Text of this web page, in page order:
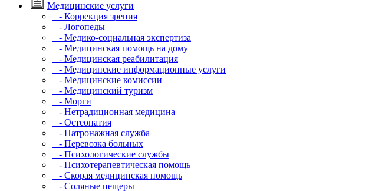
Медицинские услуги
- Коррекция зрения
- Логопеды
- Медико-социальная экспертиза
- Медицинская помощь на дому
- Медицинская реабилитация
- Медицинские информационные услуги
- Медицинские комиссии
- Медицинский туризм
- Морги
- Нетрадиционная медицина
- Остеопатия
- Патронажная служба
- Перевозка больных
- Психологические службы
- Психотерапевтическая помощь
- Скорая медицинская помощь
- Соляные пещеры